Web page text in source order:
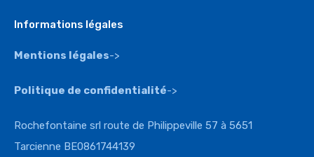
Informations légales
Mentions légales->
Politique de confidentialité->
Rochefontaine srl route de Philippeville 57 à 5651
Tarcienne BE0861744139